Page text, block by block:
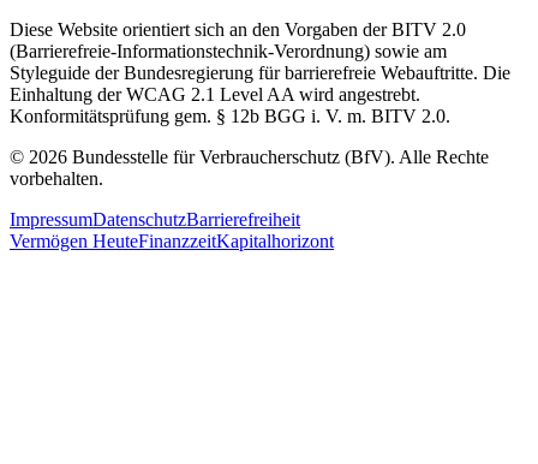
Diese Website orientiert sich an den Vorgaben der BITV 2.0
(Barrierefreie-Informationstechnik-Verordnung) sowie am
Styleguide der Bundesregierung für barrierefreie Webauftritte. Die
Einhaltung der WCAG 2.1 Level AA wird angestrebt.
Konformitätsprüfung gem. § 12b BGG i. V. m. BITV 2.0.
© 2026 Bundesstelle für Verbraucherschutz (BfV). Alle Rechte
vorbehalten.
ImpressumDatenschutzBarrierefreiheit
Vermögen HeuteFinanzzeitKapitalhorizont